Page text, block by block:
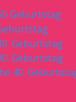
Geburtstag
Geburtstag
Geburtstag
40.